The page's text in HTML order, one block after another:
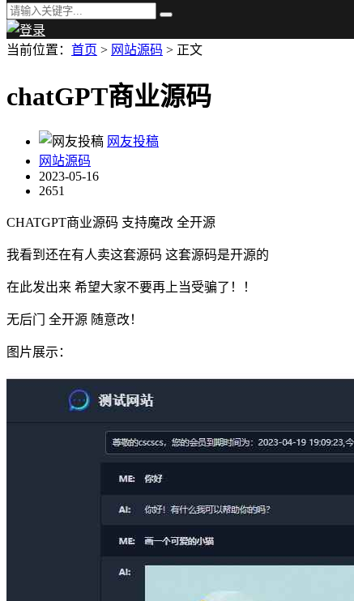
当前位置： 首页 > 网站源码 > 正文
chatGPT商业源码
网友投稿
网站源码
2023-05-16
2651
CHATGPT商业源码 支持魔改 全开源
我看到还在有人卖这套源码 这套源码是开源的
在此发出来 希望大家不要再上当受骗了！！
无后门 全开源 随意改！
图片展示：